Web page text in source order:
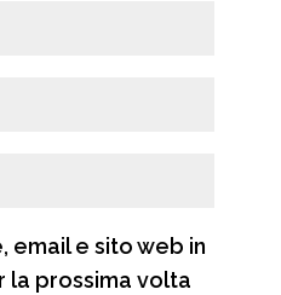
email e sito web in
prossima volta